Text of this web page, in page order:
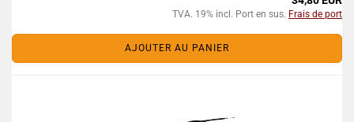
TVA. 19% incl. Port en sus. Frais de port
AJOUTER AU PANIER